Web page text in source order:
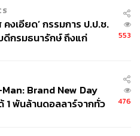
คงเอียด’ กรรมการ ป.ป.ช.
กรมธนารักษ์ ถึงแก่
553
Brand New Day
1 พันล้านดอลลาร์จากทั่ว
476